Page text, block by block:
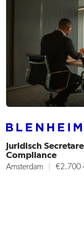
Juridisch
Compliance
Amsterdam €2.700